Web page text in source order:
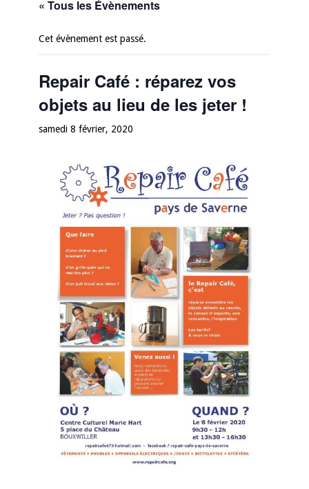
« Tous les Évènements
Cet évènement est passé.
Repair Café : réparez vos
objets au lieu de les jeter !
samedi 8 février, 2020